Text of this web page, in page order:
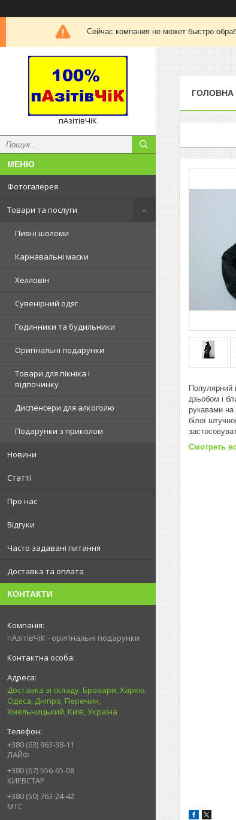
Сейчас компания не может быстро
пАзітівЧіК
Фотогалерея
Товари та послуги
Пивні шоломи
Карнавальні маски
Хелловін
Сувенірний одяг
Годинники та будильники
Оригінальні подарунки
Товари для пікніка і
відпочинку
Диспенсери для алкоголю
Подарунки з приколом
Новини
Статті
Про нас
Відгуки
Часто задавані питання
Доставка та оплата
КОНТАКТИ
пАзітівЧіК - оригінальні подарунки
Доставка зі складу, Бровари, Харків,
Одеса, Дніпро, Перечин,
Хмельницький, Київ, Україна
+380 (63) 963-38-11
ЛАЙФ
+380 (67) 556-65-08
КИЕВСТАР
+380 (50) 763-24-42
МТС
ГОЛОВНА
Популярний
дзьобом і
рукавами на
білої
Смотреть